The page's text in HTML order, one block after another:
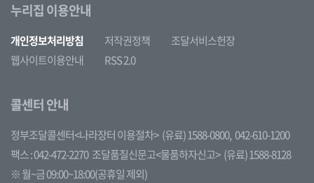
누리집 이용안내
개인정보처리방침 저작권정책
조달서비스헌장
웹사이트이용안내
RSS 2.0
콜센터 안내
정부조달콜센터<나라장터 이용절차> (유료) 1588-0800, 042-610-1200
팩스 : 042-472-2270 조달품질신문고<물품하자신고> (유료) 1588-8128
※ 월~금 09:00~18:00(공휴일 제외)